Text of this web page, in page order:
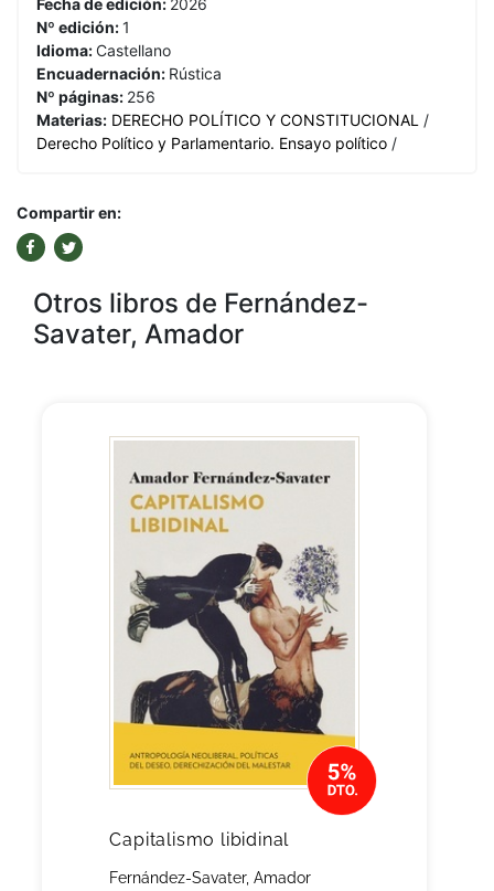
Nº edición:1
Idioma:Castellano
Encuadernación: Rústica
Nº páginas: 256
Materias: DERECHO POLÍTICO Y CONSTITUCIONAL /
Derecho Político y Parlamentario. Ensayo político /
Compartir en:
Otros libros de Fernández-
Savater, Amador
Capitalismo libidinal
Fernández-Savater, Amador